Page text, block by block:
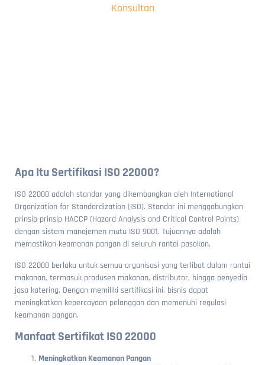
Konsultan
Apa Itu Sertifikasi ISO 22000?
ISO 22000 adalah standar yang dikembangkan oleh International
Organization for Standardization (ISO). Standar ini menggabungkan
prinsip-prinsip HACCP (Hazard Analysis and Critical Control Points)
dengan sistem manajemen mutu ISO 9001. Tujuannya adalah
memastikan keamanan pangan di seluruh rantai pasokan.
ISO 22000 berlaku untuk semua organisasi yang terlibat dalam rantai
makanan, termasuk produsen makanan, distributor, hingga penyedia
jasa katering. Dengan memiliki sertifikasi ini, bisnis dapat
meningkatkan kepercayaan pelanggan dan memenuhi regulasi
keamanan pangan.
Manfaat Sertifikat ISO 22000
Meningkatkan Keamanan Pangan